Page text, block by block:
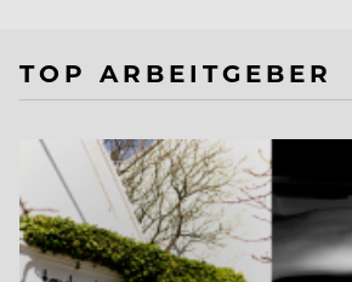
TOP ARBEITGEBER